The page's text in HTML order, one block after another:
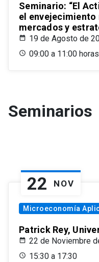
Seminario: “El
el
mercados y
19 de Agosto de
09:00 a 11:00 horas
Seminarios
22 NOV
Microeconomía
Patrick Rey,
22 de Noviembre
15:30 a 17:30